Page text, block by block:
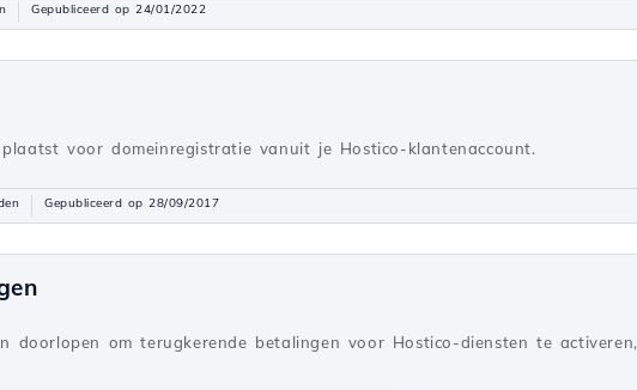
Gepubliceerd op 24/01/2022
voor domeinregistratie vanuit je Hostico-klantenaccount.
Gepubliceerd op 28/09/2017
om terugkerende betalingen voor Hostico-diensten te activeren,